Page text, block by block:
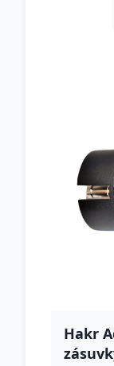
Hakr